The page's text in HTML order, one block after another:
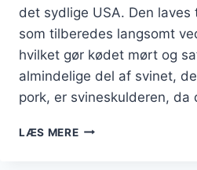
det sydlige USA. Den laves
som tilberedes langsomt
hvilket gør kødet mørt og
almindelige del af svinet,
pork, er svineskulderen,
LÆS MEREPULLED